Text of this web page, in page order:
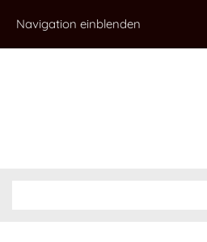
Navigation einblenden